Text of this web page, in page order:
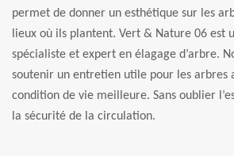
permet de donner un esthétique sur les
lieux où ils plantent. Vert & Nature 06 est
spécialiste et expert en élagage d’arbre.
soutenir un entretien utile pour les arbres
condition de vie meilleure. Sans oublier
la sécurité de la circulation.